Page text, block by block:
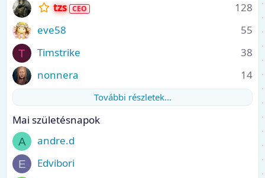
128
tzs
55
eve58
T 38
Timstrike
14
nonnera
További részletek…
Mai születésnapok
A andre.d
E Edvibori